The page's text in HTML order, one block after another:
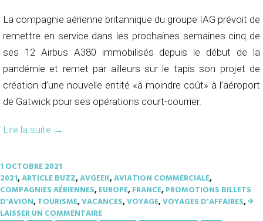
La compagnie aérienne britannique du groupe IAG prévoit de
remettre en service dans les prochaines semaines cinq de
ses 12 Airbus A380 immobilisés depuis le début de la
pandémie et remet par ailleurs sur le tapis son projet de
création d’une nouvelle entité «à moindre coût» à l’aéroport
de Gatwick pour ses opérations court-courrier.
Lire la suite →
1 OCTOBRE 2021
2021,ARTICLE BUZZ,AVGEEK,AVIATION COMMERCIALE,
COMPAGNIES AÉRIENNES,EUROPE,FRANCE,PROMOTIONS BILLETS
D'AVION,TOURISME,VACANCES,VOYAGE,VOYAGES D'AFFAIRES,✈︎
LAISSER UN COMMENTAIRE